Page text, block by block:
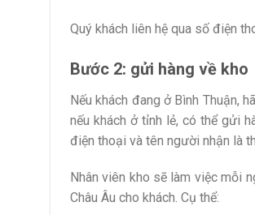
Quý khách liên hệ qua số điện
Bước 2: gửi hàng về kho
Nếu khách đang ở Bình Thuận,
nếu khách ở tỉnh lẻ, có thể gửi
điện thoại và tên người nhận là
Nhân viên kho sẽ làm việc mỗi
Châu Âu cho khách. Cụ thể: